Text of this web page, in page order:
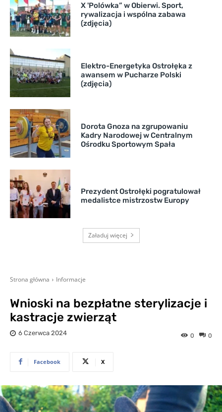
X 'Polówka” w Obierwi. Sport,
rywalizacja i wspólna zabawa
(zdjęcia)
Elektro-Energetyka Ostrołęka z
awansem w Pucharze Polski
(zdjęcia)
Dorota Gnoza na zgrupowaniu
Kadry Narodowej w Centralnym
Ośrodku Sportowym Spała
Prezydent Ostrołęki pogratulował
medalistce mistrzostw Europy
Załaduj więcej